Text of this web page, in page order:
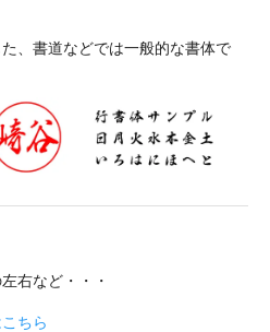
、書道などでは一般的な書体で
右など・・・
ちら